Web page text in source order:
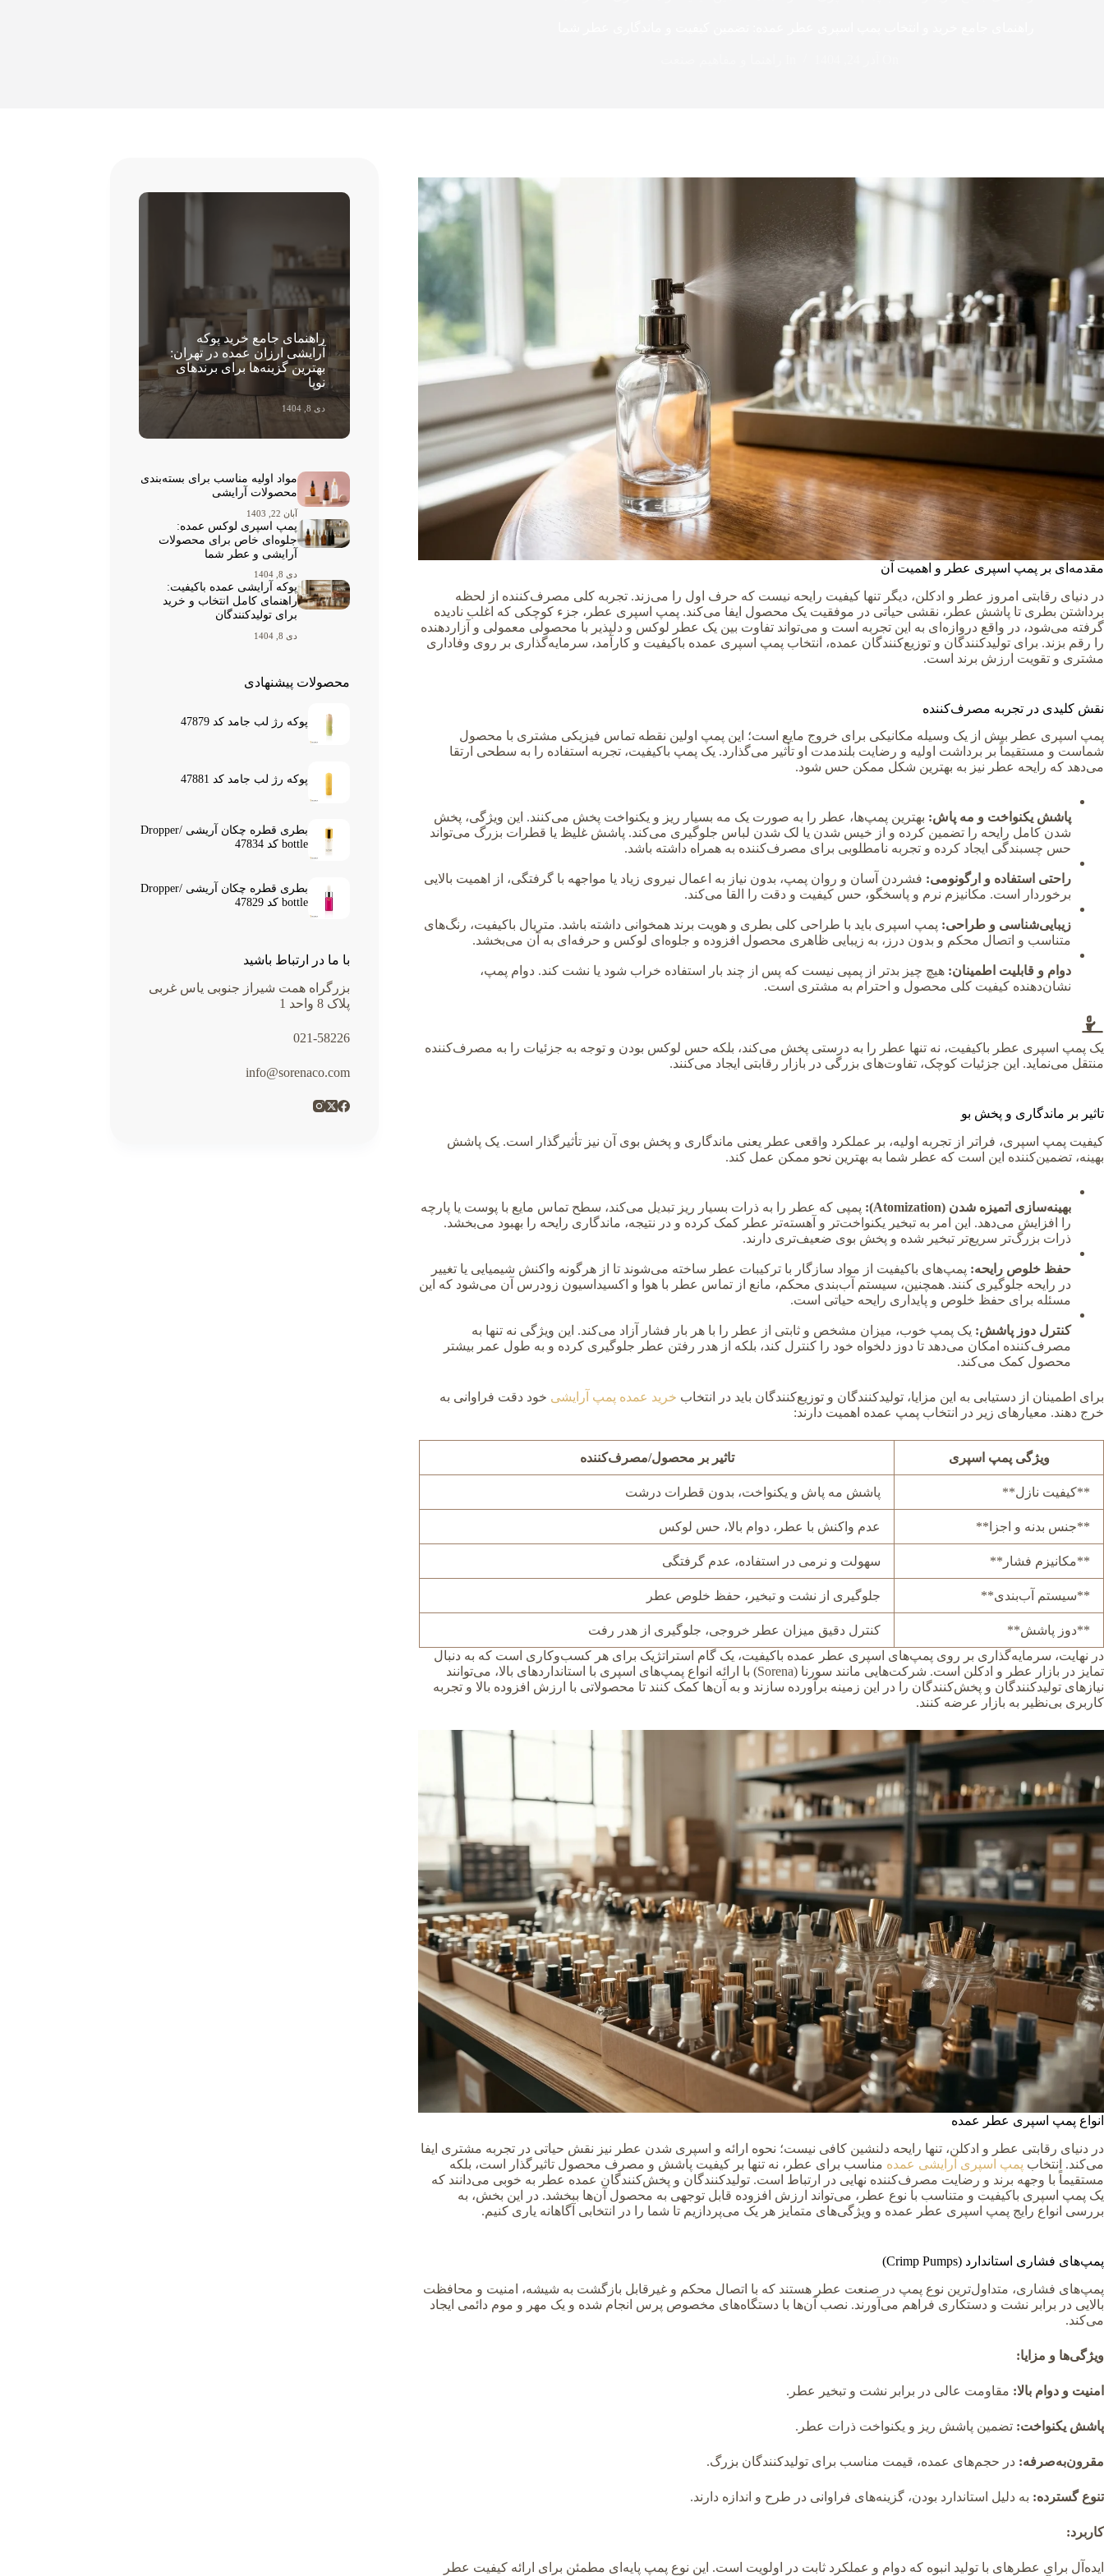
مقدمه‌ای بر پمپ اسپری عطر و اهمیت آن
در دنیای رقابتی امروز عطر و ادکلن، دیگر تنها کیفیت رایحه نیست که حرف اول را می‌زند. تجربه کلی مصرف‌کننده از لحظه
برداشتن بطری تا پاشش عطر، نقشی حیاتی در موفقیت یک محصول ایفا می‌کند. پمپ اسپری عطر، جزء کوچکی که اغلب نادیده
گرفته می‌شود، در واقع دروازه‌ای به این تجربه است و می‌تواند تفاوت بین یک عطر لوکس و دلپذیر با محصولی معمولی و آزاردهنده
را رقم بزند. برای تولیدکنندگان و توزیع‌کنندگان عمده، انتخاب پمپ اسپری عمده باکیفیت و کارآمد، سرمایه‌گذاری بر روی وفاداری
مشتری و تقویت ارزش برند است.
نقش کلیدی در تجربه مصرف‌کننده
پمپ اسپری عطر بیش از یک وسیله مکانیکی برای خروج مایع است؛ این پمپ اولین نقطه تماس فیزیکی مشتری با محصول
شماست و مستقیماً بر برداشت اولیه و رضایت بلندمدت او تأثیر می‌گذارد. یک پمپ باکیفیت، تجربه استفاده را به سطحی ارتقا
می‌دهد که رایحه عطر نیز به بهترین شکل ممکن حس شود.
پاشش یکنواخت و مه پاش: بهترین پمپ‌ها، عطر را به صورت یک مه بسیار ریز و یکنواخت پخش می‌کنند. این ویژگی، پخش
شدن کامل رایحه را تضمین کرده و از خیس شدن یا لک شدن لباس جلوگیری می‌کند. پاشش غلیظ یا قطرات بزرگ می‌تواند
حس چسبندگی ایجاد کرده و تجربه نامطلوبی برای مصرف‌کننده به همراه داشته باشد.
راحتی استفاده و ارگونومی: فشردن آسان و روان پمپ، بدون نیاز به اعمال نیروی زیاد یا مواجهه با گرفتگی، از اهمیت بالایی
برخوردار است. مکانیزم نرم و پاسخگو، حس کیفیت و دقت را القا می‌کند.
زیبایی‌شناسی و طراحی: پمپ اسپری باید با طراحی کلی بطری و هویت برند همخوانی داشته باشد. متریال باکیفیت، رنگ‌های
متناسب و اتصال محکم و بدون درز، به زیبایی ظاهری محصول افزوده و جلوه‌ای لوکس و حرفه‌ای به آن می‌بخشد.
دوام و قابلیت اطمینان: هیچ چیز بدتر از پمپی نیست که پس از چند بار استفاده خراب شود یا نشت کند. دوام پمپ،
نشان‌دهنده کیفیت کلی محصول و احترام به مشتری است.
یک پمپ اسپری عطر باکیفیت، نه تنها عطر را به درستی پخش می‌کند، بلکه حس لوکس بودن و توجه به جزئیات را به مصرف‌کننده
منتقل می‌نماید. این جزئیات کوچک، تفاوت‌های بزرگی در بازار رقابتی ایجاد می‌کنند.
تاثیر بر ماندگاری و پخش بو
کیفیت پمپ اسپری، فراتر از تجربه اولیه، بر عملکرد واقعی عطر یعنی ماندگاری و پخش بوی آن نیز تأثیرگذار است. یک پاشش
بهینه، تضمین‌کننده این است که عطر شما به بهترین نحو ممکن عمل کند.
بهینه‌سازی اتمیزه شدن (Atomization):
پمپی که عطر را به ذرات بسیار ریز تبدیل می‌کند، سطح تماس مایع با پوست یا پارچه
را افزایش می‌دهد. این امر به تبخیر یکنواخت‌تر و آهسته‌تر عطر کمک کرده و در نتیجه، ماندگاری رایحه را بهبود می‌بخشد.
ذرات بزرگ‌تر سریع‌تر تبخیر شده و پخش بوی ضعیف‌تری دارند.
حفظ خلوص رایحه: پمپ‌های باکیفیت از مواد سازگار با ترکیبات عطر ساخته می‌شوند تا از هرگونه واکنش شیمیایی یا تغییر
در رایحه جلوگیری کنند. همچنین، سیستم آب‌بندی محکم، مانع از تماس عطر با هوا و اکسیداسیون زودرس آن می‌شود که این
مسئله برای حفظ خلوص و پایداری رایحه حیاتی است.
کنترل دوز پاشش: یک پمپ خوب، میزان مشخص و ثابتی از عطر را با هر بار فشار آزاد می‌کند. این ویژگی نه تنها به
مصرف‌کننده امکان می‌دهد تا دوز دلخواه خود را کنترل کند، بلکه از هدر رفتن عطر جلوگیری کرده و به طول عمر بیشتر
محصول کمک می‌کند.
برای اطمینان از دستیابی به این مزایا، تولیدکنندگان و توزیع‌کنندگان باید در انتخاب خرید عمده پمپ آرایشی خود دقت فراوانی به
خرج دهند. معیارهای زیر در انتخاب پمپ عمده اهمیت دارند:
ویژگی پمپ اسپری تاثیر بر محصول/مصرف‌کننده
**کیفیت نازل** پاشش مه پاش و یکنواخت، بدون قطرات درشت
**جنس بدنه و اجزا** عدم واکنش با عطر، دوام بالا، حس لوکس
**مکانیزم فشار** سهولت و نرمی در استفاده، عدم گرفتگی
**سیستم آب‌بندی** جلوگیری از نشت و تبخیر، حفظ خلوص عطر
**دوز پاشش**
کنترل دقیق میزان عطر خروجی، جلوگیری از هدر رفت
در نهایت، سرمایه‌گذاری بر روی پمپ‌های اسپری عطر عمده باکیفیت، یک گام استراتژیک برای هر کسب‌وکاری است که به دنبال
تمایز در بازار عطر و ادکلن است. شرکت‌هایی مانند سورنا (Sorena) با ارائه انواع پمپ‌های اسپری با استانداردهای بالا، می‌توانند
نیازهای تولیدکنندگان و پخش‌کنندگان را در این زمینه برآورده سازند و به آن‌ها کمک کنند تا محصولاتی با ارزش افزوده بالا و تجربه
کاربری بی‌نظیر به بازار عرضه کنند.
انواع پمپ اسپری عطر عمده
در دنیای رقابتی عطر و ادکلن، تنها رایحه دلنشین کافی نیست؛ نحوه ارائه و اسپری شدن عطر نیز نقش حیاتی در تجربه مشتری ایفا
می‌کند. انتخاب پمپ اسپری آرایشی عمده مناسب برای عطر، نه تنها بر کیفیت پاشش و مصرف محصول تاثیرگذار است، بلکه
مستقیماً با وجهه برند و رضایت مصرف‌کننده نهایی در ارتباط است. تولیدکنندگان و پخش‌کنندگان عمده عطر به خوبی می‌دانند که
یک پمپ اسپری باکیفیت و متناسب با نوع عطر، می‌تواند ارزش افزوده قابل توجهی به محصول آن‌ها ببخشد. در این بخش، به
بررسی انواع رایج پمپ اسپری عطر عمده و ویژگی‌های متمایز هر یک می‌پردازیم تا شما را در انتخابی آگاهانه یاری کنیم.
پمپ‌های فشاری استاندارد (Crimp Pumps)
پمپ‌های فشاری، متداول‌ترین نوع پمپ در صنعت عطر هستند که با اتصال محکم و غیرقابل بازگشت به شیشه، امنیت و محافظت
بالایی در برابر نشت و دستکاری فراهم می‌آورند. نصب آن‌ها با دستگاه‌های مخصوص پرس انجام شده و یک مهر و موم دائمی ایجاد
می‌کند.
ویژگی‌ها و مزایا:
امنیت و دوام بالا: مقاومت عالی در برابر نشت و تبخیر عطر.
پاشش یکنواخت: تضمین پاشش ریز و یکنواخت ذرات عطر.
مقرون‌به‌صرفه: در حجم‌های عمده، قیمت مناسب برای تولیدکنندگان بزرگ.
تنوع گسترده: به دلیل استاندارد بودن، گزینه‌های فراوانی در طرح و اندازه دارند.
کاربرد:
ایده‌آل برای عطرهای با تولید انبوه که دوام و عملکرد ثابت در اولویت است. این نوع پمپ پایه‌ای مطمئن برای ارائه کیفیت عطر
راهنمای جامع خرید پوکه
آرایشی ارزان عمده در تهران:
بهترین گزینه‌ها برای برندهای
نوپا
دی 8, 1404
مواد اولیه مناسب برای بسته‌بندی
محصولات آرایشی
آبان 22, 1403
پمپ اسپری لوکس عمده:
جلوه‌ای خاص برای محصولات
آرایشی و عطر شما
دی 8, 1404
پوکه آرایشی عمده باکیفیت:
راهنمای کامل انتخاب و خرید
برای تولیدکنندگان
دی 8, 1404
محصولات پیشنهادی
پوکه رژ لب جامد کد 47879
پوکه رژ لب جامد کد 47881
بطری قطره چکان آریشی /Dropper
bottle کد 47834
بطری قطره چکان آریشی /Dropper
bottle کد 47829
با ما در ارتباط باشید
بزرگراه همت شیراز جنوبی یاس غربی
پلاک 8 واحد 1
021-58226
info@sorenaco.com